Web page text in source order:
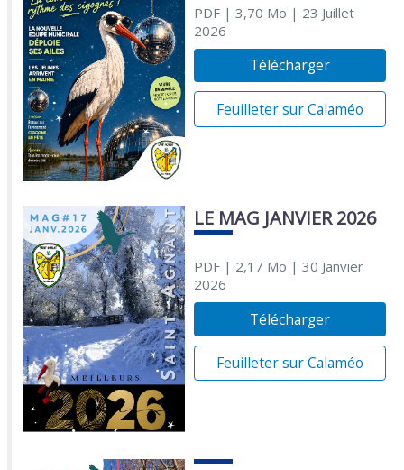
PDF| 3,70 Mo | 23 Juillet
2026
Télécharger
Feuilleter sur Calaméo
LE MAG JANVIER 2026
PDF| 2,17 Mo | 30 Janvier
2026
Télécharger
Feuilleter sur Calaméo